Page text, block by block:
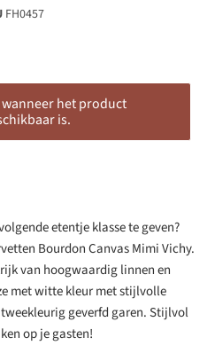
FH0457
het product
is.
etentje klasse te geven?
Bourdon Canvas Mimi Vichy.
van hoogwaardig linnen en
met witte kleur met stijlvolle
geverfd garen. Stijlvol
op je gasten!